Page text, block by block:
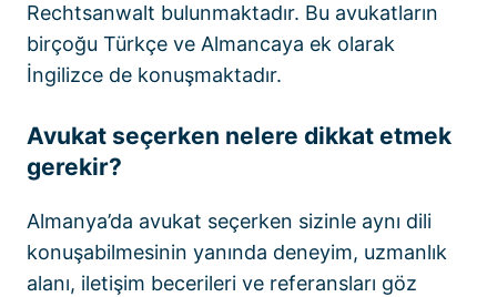
Rechtsanwalt bulunmaktadır. Bu avukatların
birçoğu Türkçe ve Almancaya ek olarak
İngilizce de konuşmaktadır.
Avukat seçerken nelere dikkat etmek
gerekir?
Almanya’da avukat seçerken sizinle aynı dili
konuşabilmesinin yanında deneyim, uzmanlık
alanı, iletişim becerileri ve referansları göz